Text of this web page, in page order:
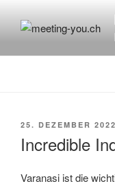
Inhalt
VERÖFFENTLICHT
25. DEZEMBER 2022
Incredible
Varanasi ist die